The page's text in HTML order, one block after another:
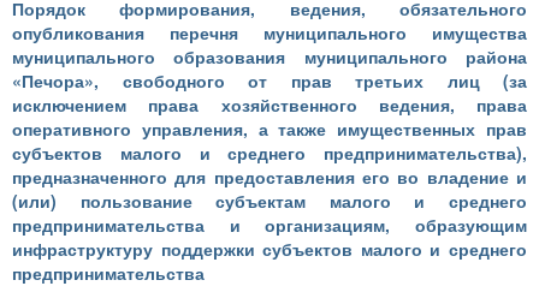
Порядок формирования, ведения, обязательного
опубликования перечня муниципального имущества
муниципального образования муниципального района
«Печора», свободного от прав третьих лиц (за
исключением права хозяйственного ведения, права
оперативного управления, а также имущественных прав
субъектов малого и среднего предпринимательства),
предназначенного для предоставления его во владение и
(или) пользование субъектам малого и среднего
предпринимательства и организациям, образующим
инфраструктуру поддержки субъектов малого и среднего
предпринимательства